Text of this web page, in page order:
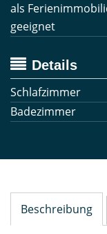
als
geeignet
Details
Schlafzimmer
Badezimmer
Beschreibung